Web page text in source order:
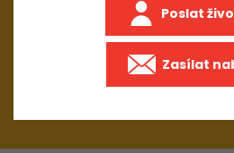
Poslat
Zasílat